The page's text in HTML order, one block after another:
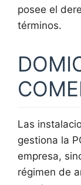
posee el
términos.
Las
gestiona la
empresa,
régimen de